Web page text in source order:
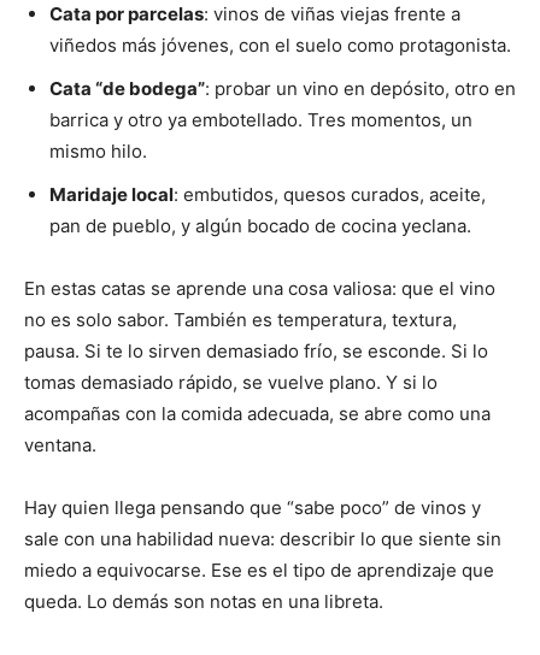
Cata por parcelas: vinos de viñas viejas frente a
viñedos más jóvenes, con el suelo como protagonista.
Cata “de bodega”: probar un vino en depósito, otro en
barrica y otro ya embotellado. Tres momentos, un
mismo hilo.
Maridaje local: embutidos, quesos curados, aceite,
pan de pueblo, y algún bocado de cocina yeclana.
En estas catas se aprende una cosa valiosa: que el vino
no es solo sabor. También es temperatura, textura,
pausa. Si te lo sirven demasiado frío, se esconde. Si lo
tomas demasiado rápido, se vuelve plano. Y si lo
acompañas con la comida adecuada, se abre como una
ventana.
Hay quien llega pensando que “sabe poco” de vinos y
sale con una habilidad nueva: describir lo que siente sin
miedo a equivocarse. Ese es el tipo de aprendizaje que
queda. Lo demás son notas en una libreta.